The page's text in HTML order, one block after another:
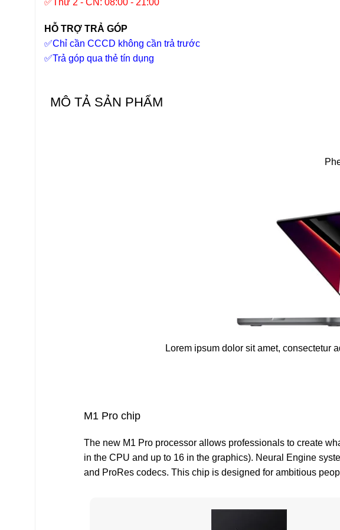
✅Thứ 2 - CN: 08:00 - 21:00
HỖ TRỢ TRẢ GÓP
✅Chỉ cần CCCD không cần trả trước
✅Trả góp qua thẻ tín dụng
MÔ TẢ SẢN PHẨM
Lorem ipsum dolor sit amet, consectetur
M1 Pro chip
The new M1 Pro processor allows professionals to create
in the CPU and up to 16 in the graphics). Neural Engine
and ProRes codecs. This chip is designed for ambitious